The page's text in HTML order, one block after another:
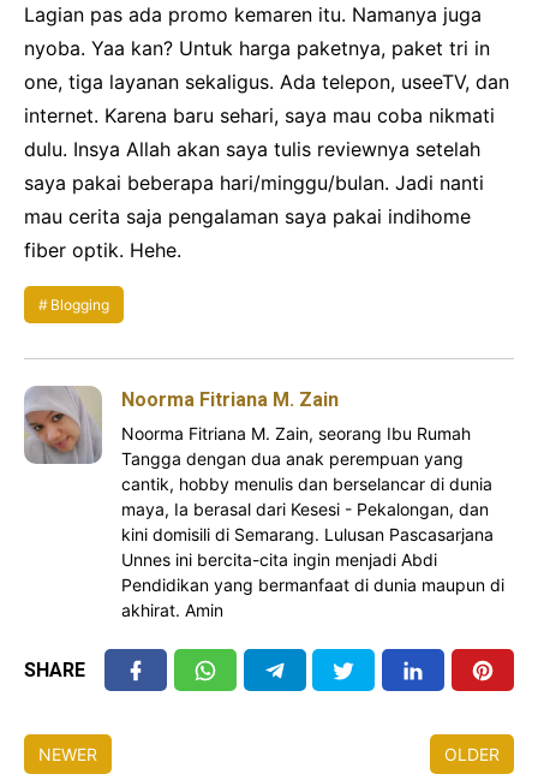
Lagian pas ada promo kemaren itu. Namanya juga
nyoba. Yaa kan? Untuk harga paketnya, paket tri in
one, tiga layanan sekaligus. Ada telepon, useeTV, dan
internet. Karena baru sehari, saya mau coba nikmati
dulu. Insya Allah akan saya tulis reviewnya setelah
saya pakai beberapa hari/minggu/bulan. Jadi nanti
mau cerita saja pengalaman saya pakai indihome
fiber optik. Hehe.
Blogging
Noorma Fitriana M. Zain
Noorma Fitriana M. Zain, seorang Ibu Rumah
Tangga dengan dua anak perempuan yang
cantik, hobby menulis dan berselancar di dunia
maya, Ia berasal dari Kesesi - Pekalongan, dan
kini domisili di Semarang. Lulusan Pascasarjana
Unnes ini bercita-cita ingin menjadi Abdi
Pendidikan yang bermanfaat di dunia maupun di
akhirat. Amin
SHARE
NEWER OLDER